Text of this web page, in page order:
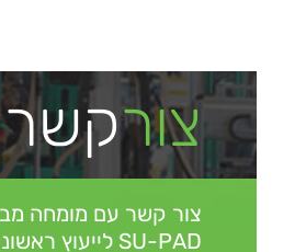
צורקשר
צור קשר עם מומחה
SU-PAD לייעוץ